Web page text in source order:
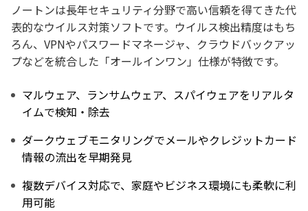
ノートンは長年セキュリティ分野で高い信頼を得てきた代
表的なウイルス対策ソフトです。ウイルス検出精度はもち
ろん、VPNやパスワードマネージャ、クラウドバックアッ
プなどを統合した「オールインワン」仕様が特徴です。
マルウェア、ランサムウェア、スパイウェアをリアルタ
イムで検知・除去
ダークウェブモニタリングでメールやクレジットカード
情報の流出を早期発見
複数デバイス対応で、家庭やビジネス環境にも柔軟に利
用可能